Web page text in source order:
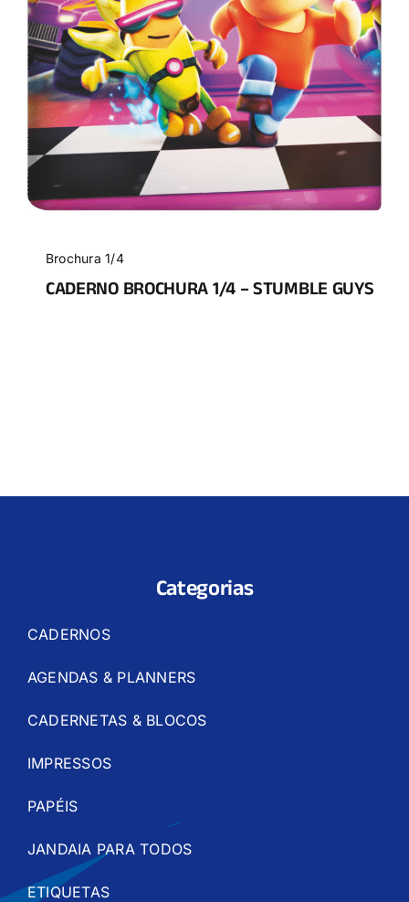
Brochura 1/4
CADERNO BROCHURA 1/4 – STUMBLE GUYS
Categorias
CADERNOS
AGENDAS & PLANNERS
CADERNETAS & BLOCOS
IMPRESSOS
PAPÉIS
JANDAIA PARA TODOS
ETIQUETAS